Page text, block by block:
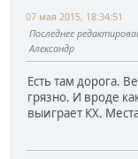
07 мая 2015, 18:34:51
Последнее
Александр
Есть там дорога.
грязно. И вроде
выиграет КХ.